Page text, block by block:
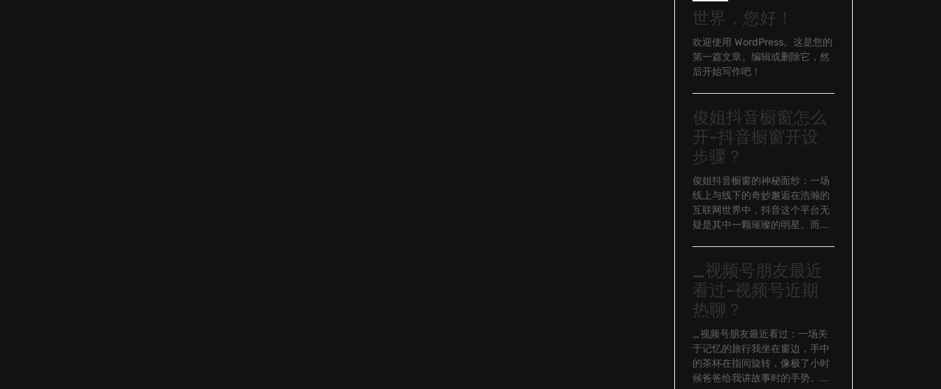
世界，您好！
欢迎使用 WordPress。这是您的
第一篇文章。编辑或删除它，然
后开始写作吧！
俊姐抖音橱窗怎么
开-抖音橱窗开设
步骤？
俊姐抖音橱窗的神秘面纱：一场
线上与线下的奇妙邂逅在浩瀚的
互联网世界中，抖音这个平台无
疑是其中一颗璀璨的明星。而...
_视频号朋友最近
看过-视频号近期
热聊？
_视频号朋友最近看过：一场关
于记忆的旅行我坐在窗边，手中
的茶杯在指间旋转，像极了小时
候爸爸给我讲故事时的手势。...